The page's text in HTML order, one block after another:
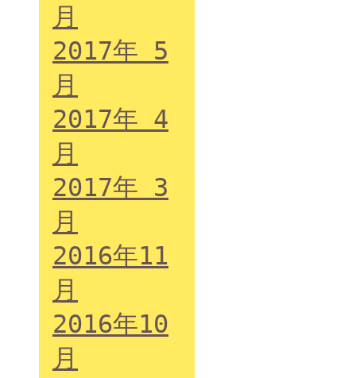
月
2017年 5
月
2017年 4
月
2017年 3
月
2016年11
月
2016年10
月